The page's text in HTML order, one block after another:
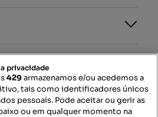
privacidade
429armazenamos e/ou acedemos a
tais como identificadores únicos
pessoais. Pode aceitar ou gerir as
ou em qualquer momento na